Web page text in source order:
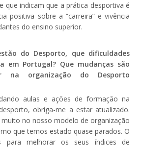
que indicam que a prática desportiva é
positiva sobre a “carreira” e vivência
do ensino superior.
do Desporto, que dificuldades
em Portugal? Que mudanças são
na organização do Desporto
aulas e ações de formação na
obriga-me a estar atualizado.
no nosso modelo de organização
que temos estado quase parados. O
para melhorar os seus índices de